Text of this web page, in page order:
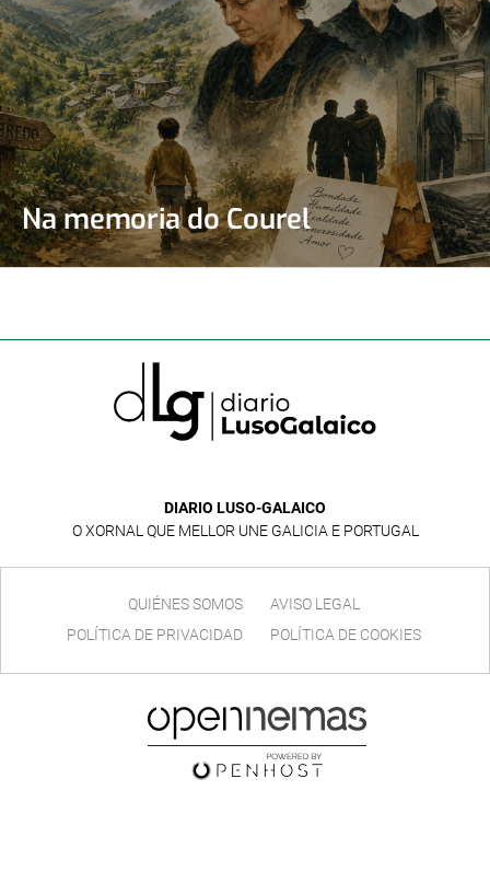
Na memoria do Courel
DIARIO LUSO-GALAICO
O XORNAL QUE MELLOR UNE GALICIA E PORTUGAL
QUIÉNES SOMOS
AVISO LEGAL
POLÍTICA DE PRIVACIDAD
POLÍTICA DE COOKIES